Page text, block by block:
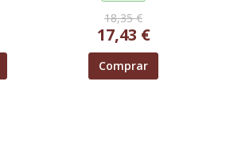
18,35 €
17,43 €
Comprar